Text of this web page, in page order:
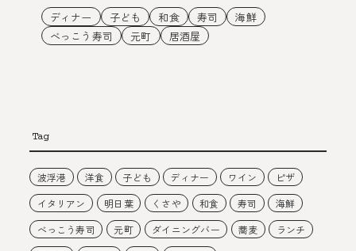
ディナー 子ども 和食 寿司
海鮮
べっこう寿司
元町 居酒屋
Tag
波浮港 洋食 子ども ディナー ワイン
ピザ
イタリアン
明日葉 くさや 和食 寿司
海鮮
べっこう寿司
元町 ダイニングバー 蕎麦
ランチ